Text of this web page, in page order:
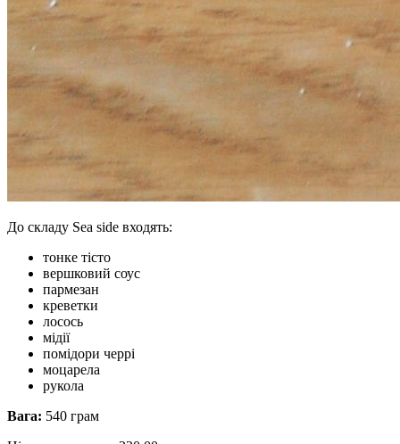
До складу Sea side входять:
тонке тісто
вершковий соус
пармезан
креветки
лосось
мідії
помідори черрі
моцарела
рукола
Вага: 540 грам